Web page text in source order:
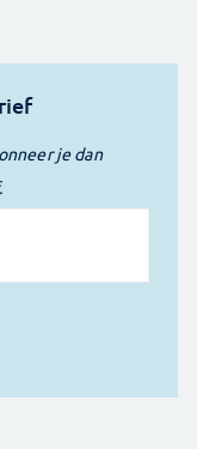
je dan